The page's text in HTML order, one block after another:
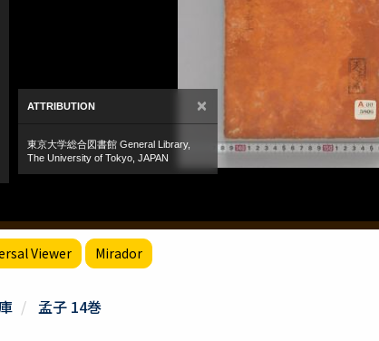
Viewer Mirador
孟子 14巻